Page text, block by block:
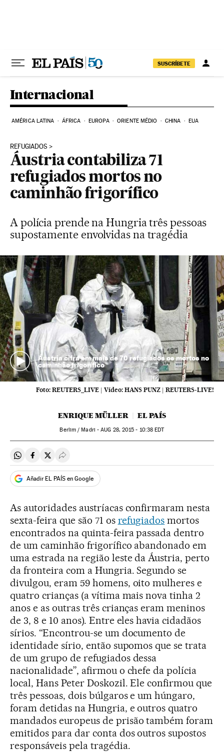
SUSCRÍBETE
Internacional
AMÉRICA LATINA ÁFRICA EUROPA ORIENTE MÉDIO CHINA EUA
REFUGIADOS
Áustria contabiliza 71
refugiados mortos no
caminhão frigorífico
A polícia prende na Hungria três pessoas
supostamente envolvidas na tragédia
Áustria cifra em mais de 70 refugiados os mortos no
caminhão frigorífico
Foto: REUTERS_LIVE | Vídeo: HANS PUNZ | REUTERS-LIVE!
ENRIQUE MÜLLER EL PAÍS
Berlim / Madri -AUG 28, 2015 - 10:38 EDT
Compartir en Whatsapp
Compartir en Facebook
Compartir en Twitter
Desplegar Redes Sociales
Añadir EL PAÍS en Google
As autoridades austríacas confirmaram nesta
sexta-feira que são 71 os refugiados mortos
encontrados na quinta-feira passada dentro
de um caminhão frigorífico abandonado em
uma estrada na região leste da Áustria, perto
da fronteira com a Hungria. Segundo se
divulgou, eram 59 homens, oito mulheres e
quatro crianças (a vítima mais nova tinha 2
anos e as outras três crianças eram meninos
de 3, 8 e 10 anos). Entre eles havia cidadãos
sírios. “Encontrou-se um documento de
identidade sírio, então supomos que se trata
de um grupo de refugiados dessa
nacionalidade”, afirmou o chefe da polícia
local, Hans Peter Doskozil. Ele confirmou que
três pessoas, dois búlgaros e um húngaro,
foram detidas na Hungria, e outros quatro
mandados europeus de prisão também foram
emitidos para dar conta dos outros supostos
responsáveis pela tragédia.